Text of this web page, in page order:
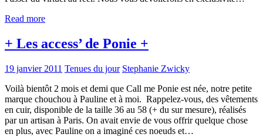
Read more
+ Les access’ de Ponie +
19 janvier 2011 Tenues du jour Stephanie Zwicky
Voilà bientôt 2 mois et demi que Call me Ponie est née, notre petite
marque chouchou à Pauline et à moi. Rappelez-vous, des vêtements
en cuir, disponible de la taille 36 au 58 (+ du sur mesure), réalisés
par un artisan à Paris. On avait envie de vous offrir quelque chose
en plus, avec Pauline on a imaginé ces noeuds et…